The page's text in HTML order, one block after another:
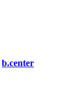
b.center